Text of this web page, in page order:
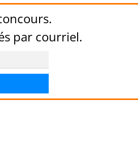
par courriel.